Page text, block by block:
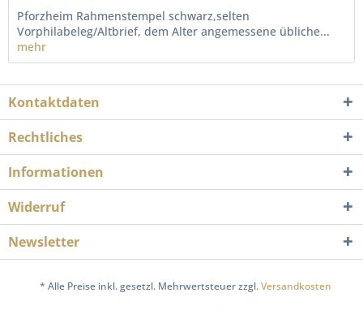
Pforzheim Rahmenstempel schwarz,selten
Vorphilabeleg/Altbrief, dem Alter angemessene übliche...
mehr
Kontaktdaten
Rechtliches
Informationen
Widerruf
Newsletter
* Alle Preise inkl. gesetzl. Mehrwertsteuer zzgl.Versandkosten